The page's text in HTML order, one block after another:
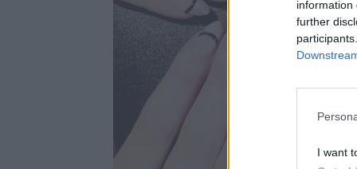
information
further
I want